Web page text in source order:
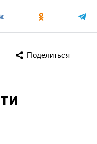
Поделиться